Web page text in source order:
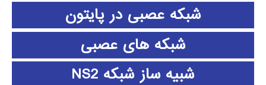
شبکه عصبی در پایتون
شبکه های عصبی
شبیه ساز شبکه NS2